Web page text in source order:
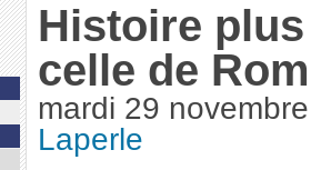
Histoire
celle de
mardi 29
Laperle